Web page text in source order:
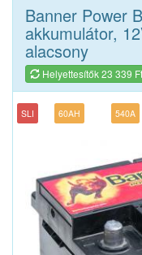
Banner Power
akkumulátor,
alacsony
Helyettesítők 23 339
SLI 60AH 540A